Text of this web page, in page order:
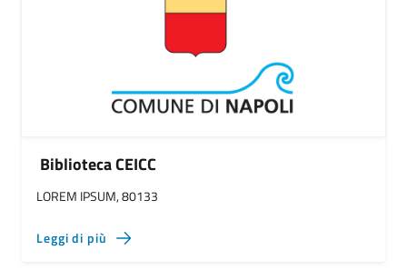
Biblioteca CEICC
LOREM IPSUM, 80133
Leggi di più